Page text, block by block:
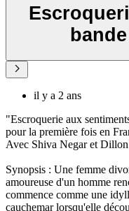
il y a 2 ans
"Escroquerie aux
pour la première fois en
Avec Shiva Negar et Dillon
Synopsis : Une femme
amoureuse d'un homme
commence comme une
cauchemar lorsqu'elle